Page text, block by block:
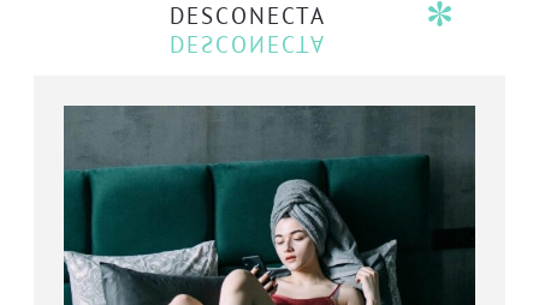
DESCONECTA